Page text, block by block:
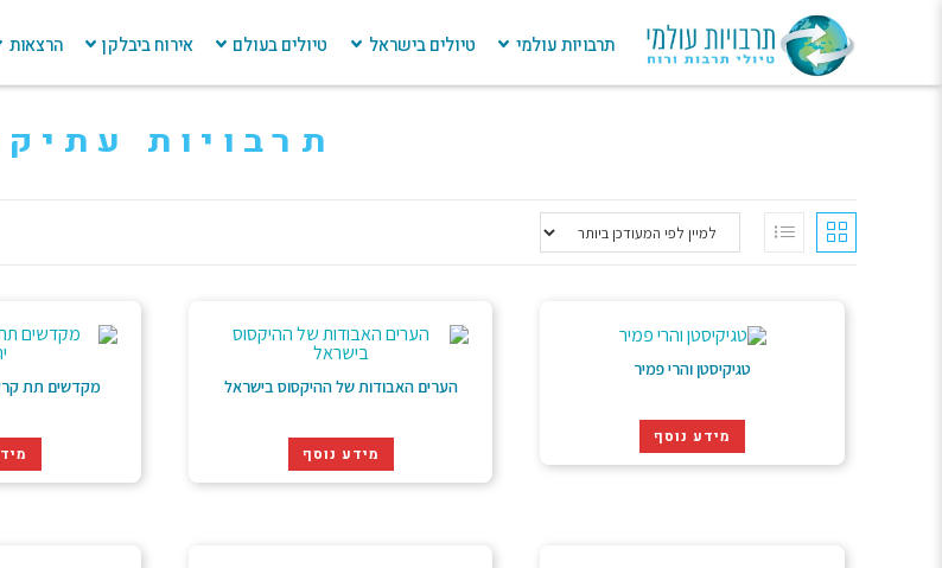
תרבויות עולמי טיולים בישראל טיולים בעולם אירוח ביבלקן הרצאות
תרבויות
טגיקיסטן והרי פמיר
מידע נוסף
הערים האבודות של ההיקסוס בישראל
מידע נוסף
מקדשים תת